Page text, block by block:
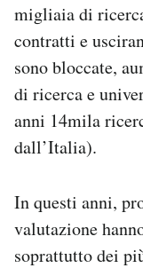
migliaia di
contratti e
sono bloccate,
di ricerca e
anni 14mila
dall’Italia).
In questi anni,
valutazione
soprattutto dei